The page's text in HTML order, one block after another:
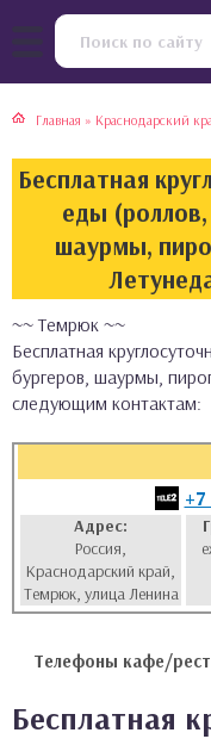
Главная » Краснодарский
Бесплатная
еды
шаурмы,
~~ Темрюк ~~
Бесплатная
бургеров, шаурмы,
следующим контактам:
Адрес:
Россия,
Краснодарский край,
Темрюк, улица Ленина
Телефоны кафе/
Бесплатная
кухня
кухня
кухня
кухня
булочки